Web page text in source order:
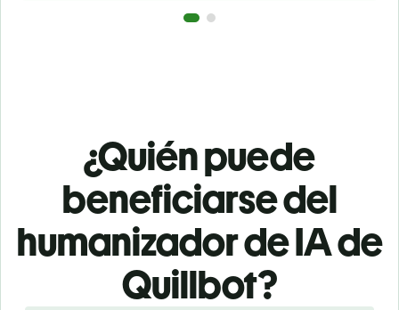
¿Quién puede
beneficiarse del
humanizador de IA de
Quillbot?